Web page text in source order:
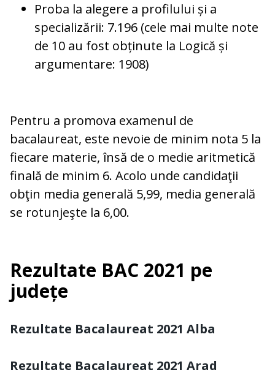
Proba la alegere a profilului și a
specializării: 7.196 (cele mai multe note
de 10 au fost obținute la Logică și
argumentare: 1908)
Pentru a promova examenul de
bacalaureat, este nevoie de minim nota 5 la
fiecare materie, însă de o medie aritmetică
finală de minim 6. Acolo unde candidaţii
obţin media generală 5,99, media generală
se rotunjeşte la 6,00.
Rezultate BAC 2021 pe
județe
Rezultate Bacalaureat 2021 Alba
Rezultate Bacalaureat 2021 Arad